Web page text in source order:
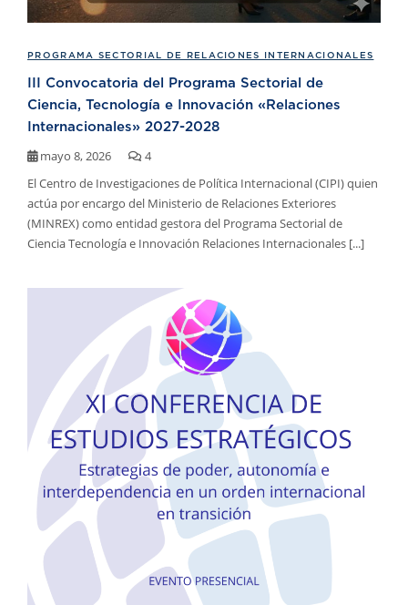
PROGRAMA SECTORIAL DE RELACIONES INTERNACIONALES
III Convocatoria del Programa Sectorial de
Ciencia, Tecnología e Innovación «Relaciones
Internacionales» 2027-2028
mayo 8, 2026
4
El Centro de Investigaciones de Política Internacional (CIPI) quien
actúa por encargo del Ministerio de Relaciones Exteriores
(MINREX) como entidad gestora del Programa Sectorial de
Ciencia Tecnología e Innovación Relaciones Internacionales [...]